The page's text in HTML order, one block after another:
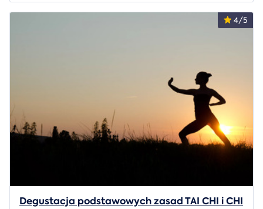
4/5
Degustacja podstawowych zasad TAI CHI i CHI